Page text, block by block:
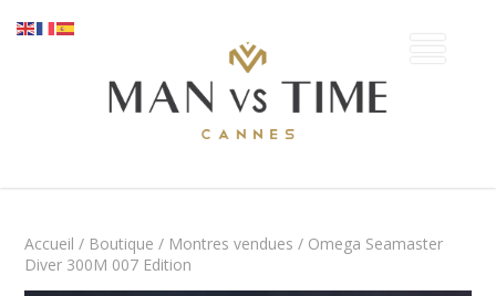
Accueil / Boutique / Montres vendues / Omega Seamaster
Diver 300M 007 Edition